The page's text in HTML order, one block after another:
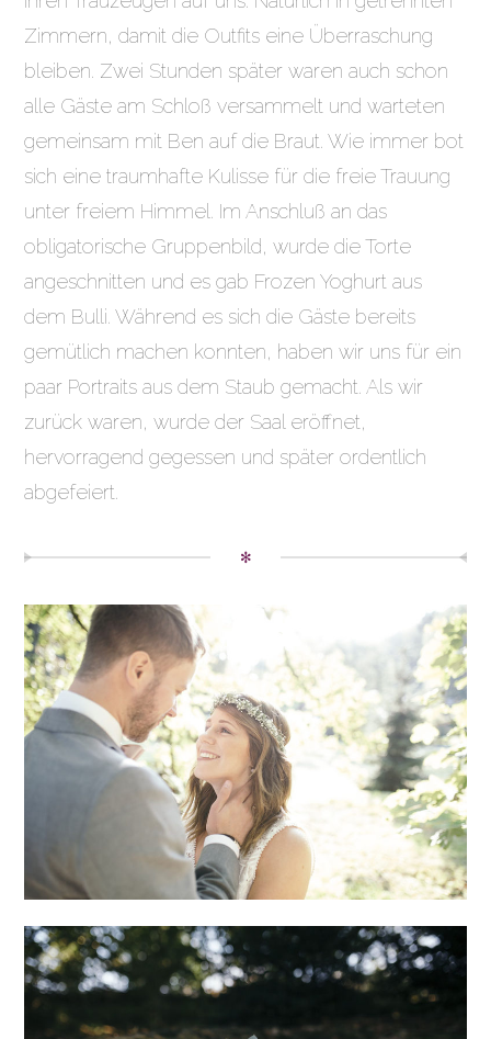
Zimmern, damit die Outfits eine Überraschung
bleiben. Zwei Stunden später waren auch schon
alle Gäste am Schloß versammelt und warteten
gemeinsam mit Ben auf die Braut. Wie immer bot
sich eine traumhafte Kulisse für die freie Trauung
unter freiem Himmel. Im Anschluß an das
obligatorische Gruppenbild, wurde die Torte
angeschnitten und es gab Frozen Yoghurt aus
dem Bulli. Während es sich die Gäste bereits
gemütlich machen konnten, haben wir uns für ein
paar Portraits aus dem Staub gemacht. Als wir
zurück waren, wurde der Saal eröffnet,
hervorragend gegessen und später ordentlich
abgefeiert.
✻